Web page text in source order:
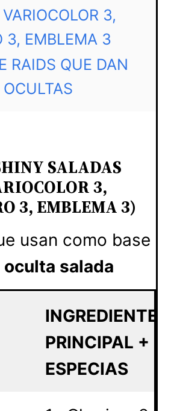
3,
3, EMBLEMA 3
RAIDS QUE DAN
SALADAS
3,
3, EMBLEMA 3)
usan como base
salada
INGREDIENTE
PRINCIPAL +
ESPECIAS